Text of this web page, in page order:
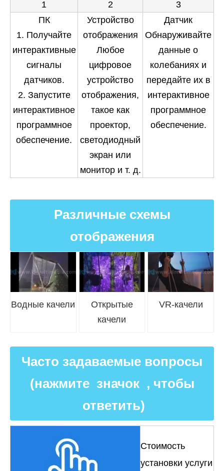
1 2
3
ПК
1. Получайте
интерактивные
сигналы
датчиков.
2. Запустите
интерактивное
программное
обеспечение.
Устройство
отображения
Любое
цифровое
устройство
отображения,
такое как
проектор,
светодиодный
экран или
монитор и т. д.
Датчик
Обнаруживайте
данные о
колебаниях и
передайте их в
интерактивное
программное
обеспечение.
Различные схемы
отображения
Водные качели
Открытые
качели
VR-качели
Часто задаваемые вопросы
(нажмите значок , чтобы
ответить)
Стоимость
установки услуги